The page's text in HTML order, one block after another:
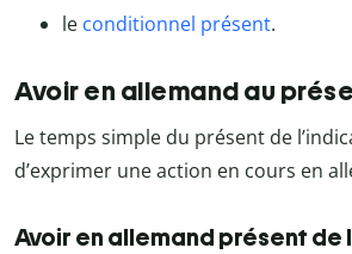
le conditionnel présent.
Avoir en allemand au
Le temps simple du présent de
d’exprimer une action en cours en
Avoir en allemand présent de